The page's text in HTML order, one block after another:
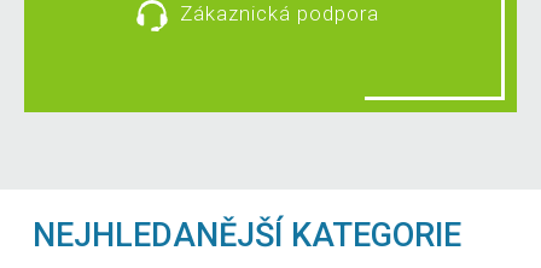
Zákaznická podpora
NEJHLEDANĚJŠÍ KATEGORIE